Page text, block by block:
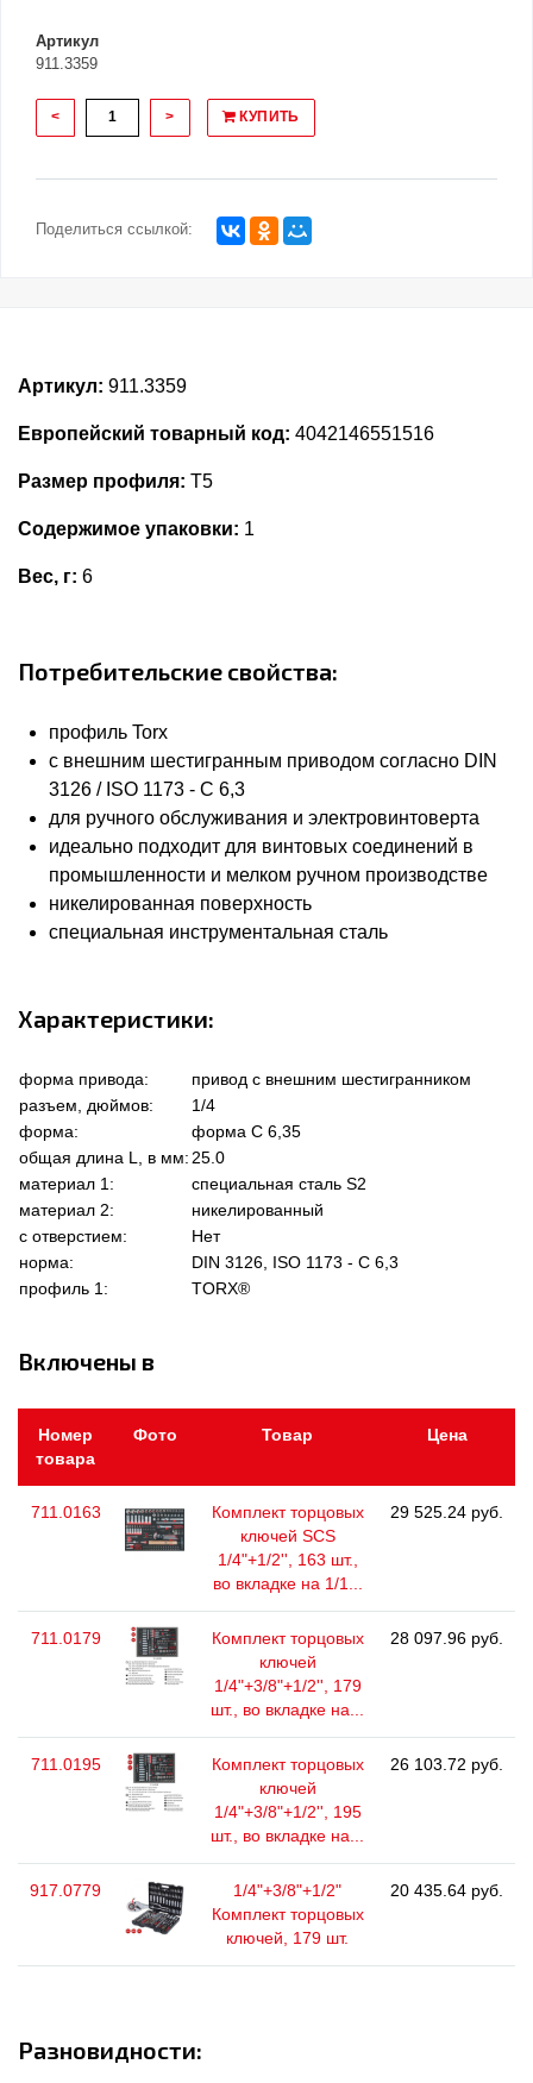
Артикул
911.3359
< > КУПИТЬ
Поделиться ссылкой:
Артикул: 911.3359
Европейский товарный код: 4042146551516
Размер профиля: T5
Содержимое упаковки: 1
Вес, г: 6
Потребительские свойства:
профиль Torx
с внешним шестигранным приводом согласно DIN
3126 / ISO 1173 - C 6,3
для ручного обслуживания и электровинтоверта
идеально подходит для винтовых соединений в
промышленности и мелком ручном производстве
никелированная поверхность
специальная инструментальная сталь
Характеристики:
форма привода:
привод с внешним шестигранником
разъем, дюймов:
1/4
форма:
форма C 6,35
общая длина L, в мм: 25.0
материал 1:
специальная сталь S2
материал 2:
никелированный
с отверстием:
Нет
норма:
DIN 3126, ISO 1173 - C 6,3
профиль 1:
TORX®
Включены в
Номер
товара
Фото Товар Цена
711.0163
Комплект торцовых
ключей SCS
1/4"+1/2'', 163 шт.,
во вкладке на 1/1...
29 525.24 руб.
711.0179
Комплект торцовых
ключей
1/4"+3/8"+1/2'', 179
шт., во вкладке на...
28 097.96 руб.
711.0195
Комплект торцовых
ключей
1/4"+3/8"+1/2'', 195
шт., во вкладке на...
26 103.72 руб.
917.0779
1/4"+3/8"+1/2"
Комплект торцовых
ключей, 179 шт.
20 435.64 руб.
Разновидности: